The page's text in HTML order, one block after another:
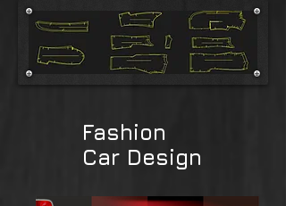
Fashion
Car Design